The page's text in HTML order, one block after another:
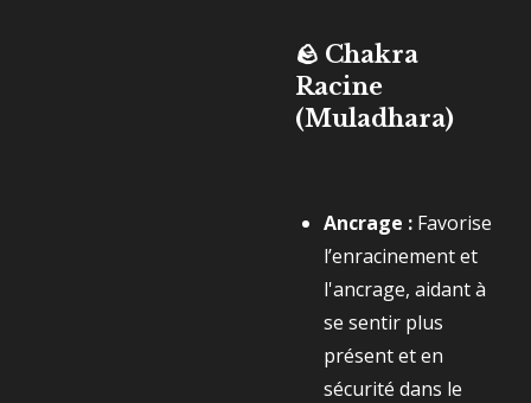
🪨 Chakra
Racine
(Muladhara)
Ancrage : Favorise
l’enracinement et
l'ancrage, aidant à
se sentir plus
présent et en
sécurité dans le